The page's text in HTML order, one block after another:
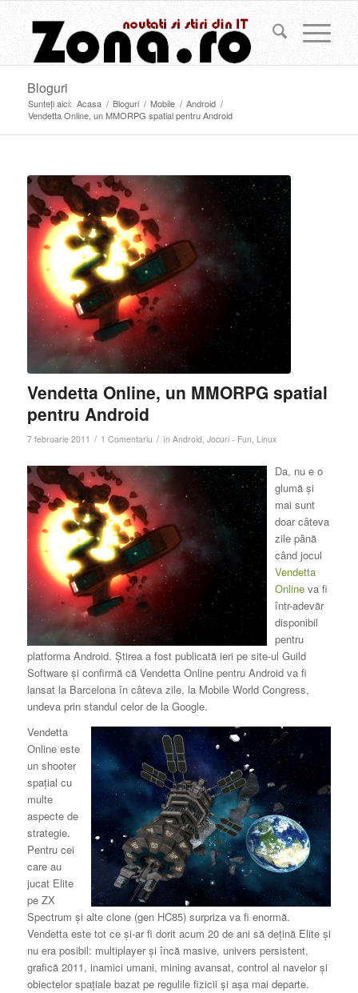
Bloguri
Sunteți aici: Acasa / Bloguri / Mobile / Android /
Vendetta Online, un MMORPG spatial pentru Android
Vendetta Online, un MMORPG spatial
pentru Android
7 februarie 2011 / 1 Comentariu / în Android, Jocuri - Fun, Linux
Da, nu e o
glumă şi
mai sunt
doar câteva
zile până
când jocul
Vendetta
Onlineva fi
într-adevăr
disponibil
pentru
platforma Android. Ştirea a fost publicată ieri pe site-ul Guild
Software şi confirmă că Vendetta Online pentru Android va fi
lansat la Barcelona în câteva zile, la Mobile World Congress,
undeva prin standul celor de la Google.
Vendetta
Online este
un shooter
spaţial cu
multe
aspecte de
strategie.
Pentru cei
care au
jucat Elite
pe ZX
Spectrum şi alte clone (gen HC85) surpriza va fi enormă.
Vendetta este tot ce şi-ar fi dorit acum 20 de ani să deţină Elite şi
nu era posibil: multiplayer şi încă masive, univers persistent,
grafică 2011, inamici umani, mining avansat, control al navelor şi
obiectelor spaţiale bazat pe regulile fizicii şi aşa mai departe.